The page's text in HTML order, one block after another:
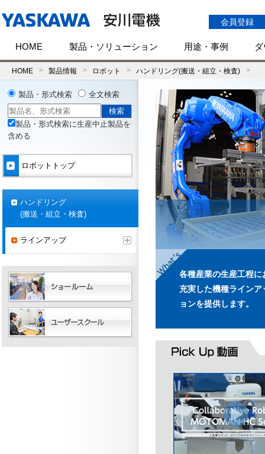
会員登録
HOME 製品・ソリューション 用途・事例
HOME 製品情報 ロボット ハンドリング(搬送・組立・検査)
各種産業の生産工程
充実した機種ライン
ョンを提供します。
製品・形式検索 全文検索
製品・形式検索に生産中止製品を
含める
ロボットトップ
ハンドリング
(搬送・組立・検査)
ラインアップ